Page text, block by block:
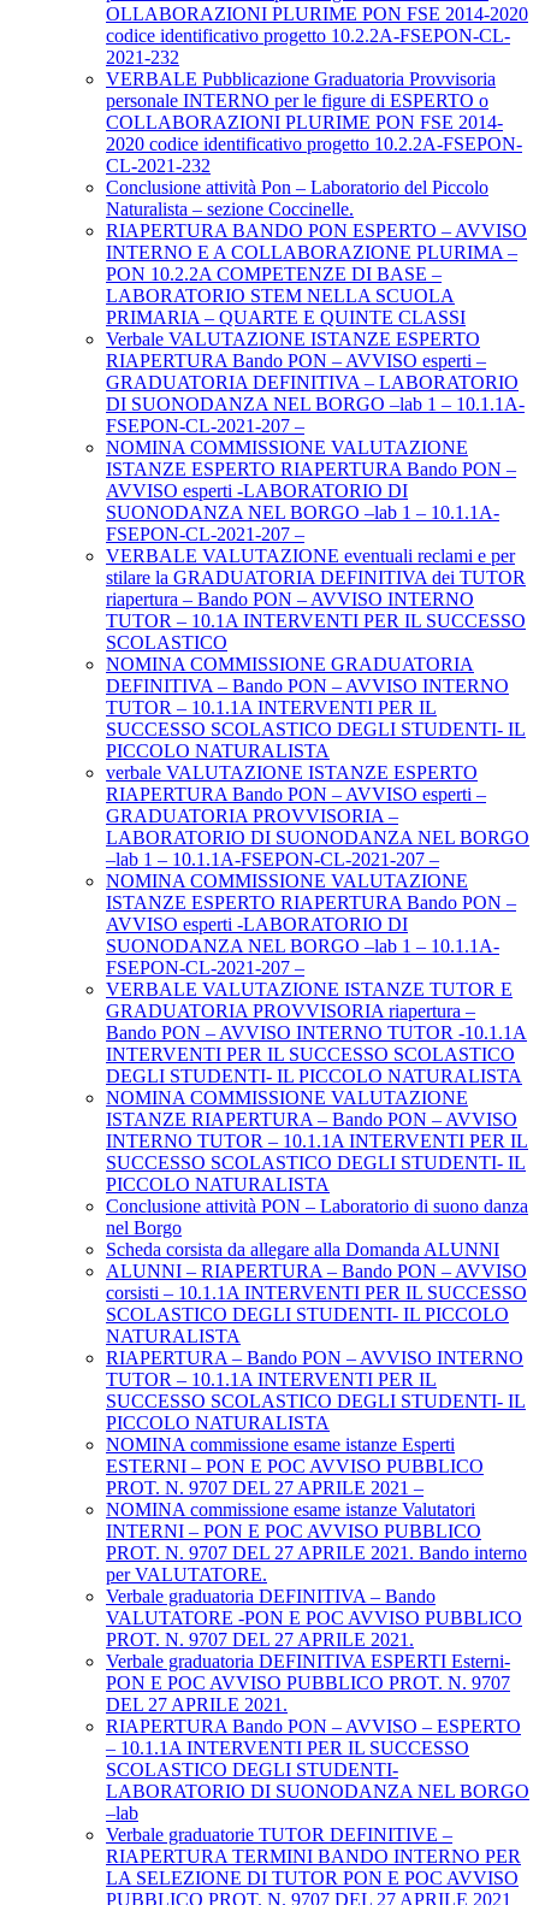
OLLABORAZIONI PLURIME PON FSE 2014-2020
codice identificativo progetto 10.2.2A-FSEPON-CL-
2021-232
VERBALE Pubblicazione Graduatoria Provvisoria
personale INTERNO per le figure di ESPERTO o
COLLABORAZIONI PLURIME PON FSE 2014-
2020 codice identificativo progetto 10.2.2A-FSEPON-
CL-2021-232
Conclusione attività Pon – Laboratorio del Piccolo
Naturalista – sezione Coccinelle.
RIAPERTURA BANDO PON ESPERTO – AVVISO
INTERNO E A COLLABORAZIONE PLURIMA –
PON 10.2.2A COMPETENZE DI BASE –
LABORATORIO STEM NELLA SCUOLA
PRIMARIA – QUARTE E QUINTE CLASSI
Verbale VALUTAZIONE ISTANZE ESPERTO
RIAPERTURA Bando PON – AVVISO esperti –
GRADUATORIA DEFINITIVA – LABORATORIO
DI SUONODANZA NEL BORGO –lab 1 – 10.1.1A-
FSEPON-CL-2021-207 –
NOMINA COMMISSIONE VALUTAZIONE
ISTANZE ESPERTO RIAPERTURA Bando PON –
AVVISO esperti -LABORATORIO DI
SUONODANZA NEL BORGO –lab 1 – 10.1.1A-
FSEPON-CL-2021-207 –
VERBALE VALUTAZIONE eventuali reclami e per
stilare la GRADUATORIA DEFINITIVA dei TUTOR
riapertura – Bando PON – AVVISO INTERNO
TUTOR – 10.1A INTERVENTI PER IL SUCCESSO
SCOLASTICO
NOMINA COMMISSIONE GRADUATORIA
DEFINITIVA – Bando PON – AVVISO INTERNO
TUTOR – 10.1.1A INTERVENTI PER IL
SUCCESSO SCOLASTICO DEGLI STUDENTI- IL
PICCOLO NATURALISTA
verbale VALUTAZIONE ISTANZE ESPERTO
RIAPERTURA Bando PON – AVVISO esperti –
GRADUATORIA PROVVISORIA –
LABORATORIO DI SUONODANZA NEL BORGO
–lab 1 – 10.1.1A-FSEPON-CL-2021-207 –
NOMINA COMMISSIONE VALUTAZIONE
ISTANZE ESPERTO RIAPERTURA Bando PON –
AVVISO esperti -LABORATORIO DI
SUONODANZA NEL BORGO –lab 1 – 10.1.1A-
FSEPON-CL-2021-207 –
VERBALE VALUTAZIONE ISTANZE TUTOR E
GRADUATORIA PROVVISORIA riapertura –
Bando PON – AVVISO INTERNO TUTOR -10.1.1A
INTERVENTI PER IL SUCCESSO SCOLASTICO
DEGLI STUDENTI- IL PICCOLO NATURALISTA
NOMINA COMMISSIONE VALUTAZIONE
ISTANZE RIAPERTURA – Bando PON – AVVISO
INTERNO TUTOR – 10.1.1A INTERVENTI PER IL
SUCCESSO SCOLASTICO DEGLI STUDENTI- IL
PICCOLO NATURALISTA
Conclusione attività PON – Laboratorio di suono danza
nel Borgo
Scheda corsista da allegare alla Domanda ALUNNI
ALUNNI – RIAPERTURA – Bando PON – AVVISO
corsisti – 10.1.1A INTERVENTI PER IL SUCCESSO
SCOLASTICO DEGLI STUDENTI- IL PICCOLO
NATURALISTA
RIAPERTURA – Bando PON – AVVISO INTERNO
TUTOR – 10.1.1A INTERVENTI PER IL
SUCCESSO SCOLASTICO DEGLI STUDENTI- IL
PICCOLO NATURALISTA
NOMINA commissione esame istanze Esperti
ESTERNI – PON E POC AVVISO PUBBLICO
PROT. N. 9707 DEL 27 APRILE 2021 –
NOMINA commissione esame istanze Valutatori
INTERNI – PON E POC AVVISO PUBBLICO
PROT. N. 9707 DEL 27 APRILE 2021. Bando interno
per VALUTATORE.
Verbale graduatoria DEFINITIVA – Bando
VALUTATORE -PON E POC AVVISO PUBBLICO
PROT. N. 9707 DEL 27 APRILE 2021.
Verbale graduatoria DEFINITIVA ESPERTI Esterni-
PON E POC AVVISO PUBBLICO PROT. N. 9707
DEL 27 APRILE 2021.
RIAPERTURA Bando PON – AVVISO – ESPERTO
– 10.1.1A INTERVENTI PER IL SUCCESSO
SCOLASTICO DEGLI STUDENTI-
LABORATORIO DI SUONODANZA NEL BORGO
–lab
Verbale graduatorie TUTOR DEFINITIVE –
RIAPERTURA TERMINI BANDO INTERNO PER
LA SELEZIONE DI TUTOR PON E POC AVVISO
PUBBLICO PROT. N. 9707 DEL 27 APRILE 2021